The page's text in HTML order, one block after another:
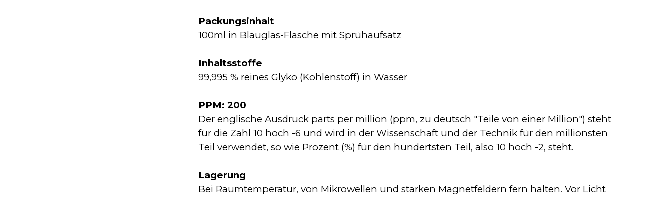
Packungsinhalt
100ml in Blauglas-Flasche mit Sprühaufsatz
Inhaltsstoffe
99,995 % reines Glyko (Kohlenstoff) in Wasser
PPM: 200
Der englische Ausdruck parts per million (ppm, zu deutsch "Teile von einer Million") steht
für die Zahl 10 hoch -6 und wird in der Wissenschaft und der Technik für den millionsten
Teil verwendet, so wie Prozent (%) für den hundertsten Teil, also 10 hoch -2, steht.
Lagerung
Bei Raumtemperatur, von Mikrowellen und starken Magnetfeldern fern halten. Vor Licht